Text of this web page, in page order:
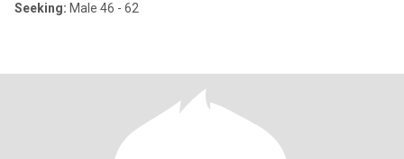
Seeking: Male 46 - 62